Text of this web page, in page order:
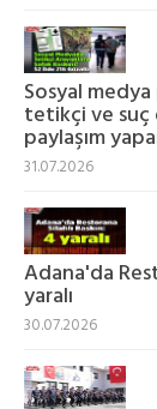
Sosyal
tetikçi ve
paylaşım
31.07.2026
Adana'da
yaralı
30.07.2026